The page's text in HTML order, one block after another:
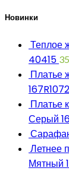
Новинки
Теплое
40415
Платье
Платье
Серый
Летнее
Мятный